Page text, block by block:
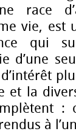
race
vie, est
qui
d’une
et la
:
à